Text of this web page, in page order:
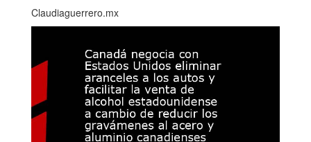
Claudiaguerrero.mx